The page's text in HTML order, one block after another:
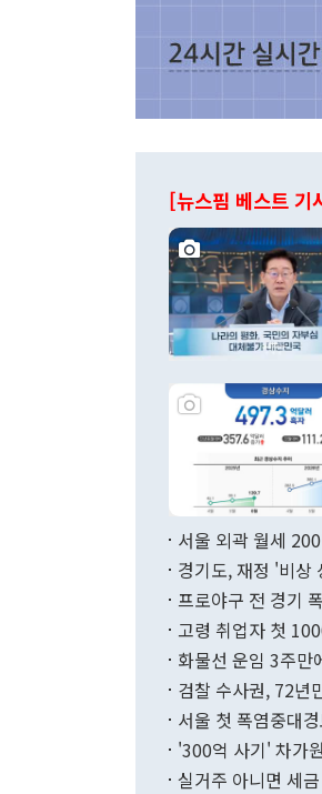
[뉴스핌 베스트 기
서울 외곽 월세
경기도, 재정 '비상
프로야구 전 경기
고령 취업자 첫
화물선 운임 3주만
검찰 수사권, 72년
서울 첫 폭염중대
'300억 사기' 차가
실거주 아니면 세